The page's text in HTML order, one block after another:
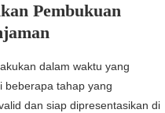
Pembukuan
dalam waktu yang
beberapa tahap yang
dan siap dipresentasikan di